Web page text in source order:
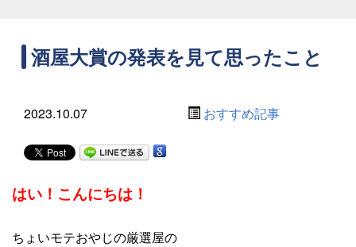
酒屋大賞の発表を見て思ったこと
2023.10.07 おすすめ記事
はい！こんにちは！
ちょいモテおやじの厳選屋の